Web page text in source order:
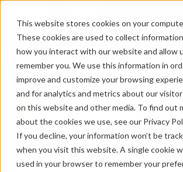
This website stores cookies on your
These cookies are used to collect
how you interact with our website and allow
remember you. We use this information in
improve and customize your browsing
and for analytics and metrics about our
on this website and other media. To find out
about the cookies we use, see our Privacy
If you decline, your information won’t be
when you visit this website. A single cookie
used in your browser to remember your
お問い合わせ
CONTACT